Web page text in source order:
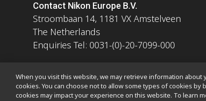
Contact Nikon Europe B.V.
Stroombaan 14, 1181 VX Amstelveen
The Netherlands
Enquiries Tel: 0031-(0)-20-7099-000
When you visit this website, we may retrieve information
cookies. You can choose not to allow some types of cookies
cookies may impact your experience on this website. To learn